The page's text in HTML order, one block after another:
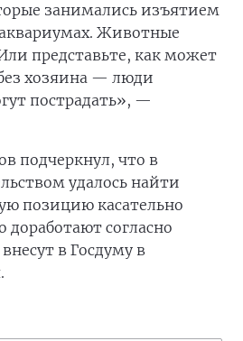
занимались изъятием
Животные
представьте, как может
хозяина — люди
пострадать», —
подчеркнул, что в
удалось найти
позицию касательно
доработают согласно
в Госдуму в